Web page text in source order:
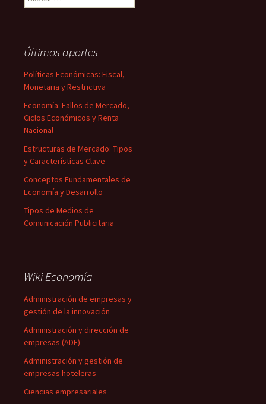
Últimos aportes
Políticas Económicas: Fiscal,
Monetaria y Restrictiva
Economía: Fallos de Mercado,
Ciclos Económicos y Renta
Nacional
Estructuras de Mercado: Tipos
y Características Clave
Conceptos Fundamentales de
Economía y Desarrollo
Tipos de Medios de
Comunicación Publicitaria
Wiki Economía
Administración de empresas y
gestión de la innovación
Administración y dirección de
empresas (ADE)
Administración y gestión de
empresas hoteleras
Ciencias empresariales